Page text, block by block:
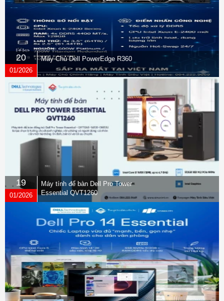
20
01/2026
Máy Chủ Dell PowerEdge R360
19
01/2026
Máy tính để bàn Dell Pro Tower
Essential QVT1260